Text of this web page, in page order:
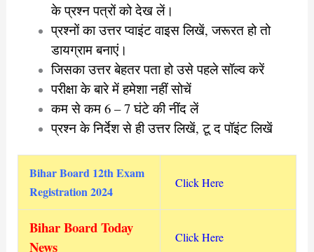
के प्रश्न पत्रों को देख लें।
प्रश्नों का उत्तर प्वाइंट वाइस लिखें, जरूरत हो तो
डायग्राम बनाएं।
जिसका उत्तर बेहतर पता हो उसे पहले सॉल्व करें
परीक्षा के बारे में हमेशा नहीं सोचें
कम से कम 6 – 7 घंटे की नींद लें
प्रश्न के निर्देश से ही उत्तर लिखें, टू द पॉइंट लिखें
Bihar Board 12th Exam
Registration 2024
Click Here
Bihar Board Today
News
Click Here